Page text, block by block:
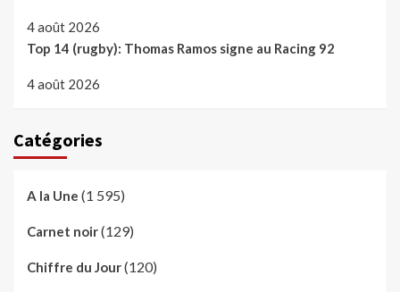
4 août 2026
Top 14 (rugby): Thomas Ramos signe au Racing 92
4 août 2026
Catégories
A la Une (1 595)
Carnet noir(129)
Chiffre du Jour(120)